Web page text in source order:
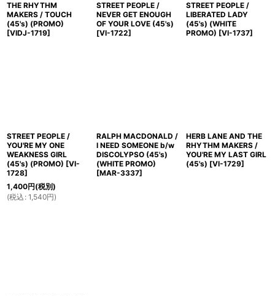
THE RHYTHM
MAKERS / TOUCH
(45's) (PROMO)
[VIDJ-1719]
STREET PEOPLE /
NEVER GET ENOUGH
OF YOUR LOVE (45's)
[VI-1722]
STREET PEOPLE /
LIBERATED LADY
(45's) (WHITE
PROMO) [VI-1737]
STREET PEOPLE /
YOU'RE MY ONE
WEAKNESS GIRL
(45's) (PROMO) [VI-
1728]
1,400円(税別)
(税込 : 1,540円)
RALPH MACDONALD /
I NEED SOMEONE b/w
DISCOLYPSO (45's)
(WHITE PROMO)
[MAR-3337]
HERB LANE AND THE
RHYTHM MAKERS /
YOU'RE MY LAST GIRL
(45's) [VI-1729]